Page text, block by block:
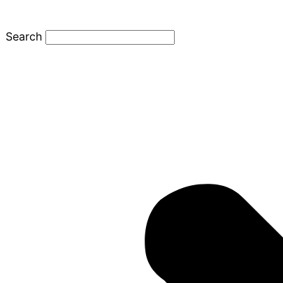
Search